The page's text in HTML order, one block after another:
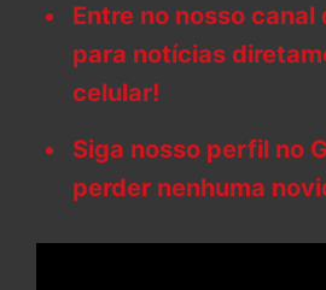
Entre no nosso
para notícias
celular!
Siga nosso perfil no
perder nenhuma